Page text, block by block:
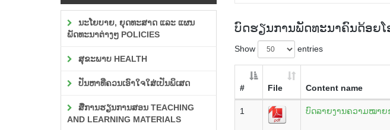
ນະໂຍບາຍ, ຍຸດທະສາດ ແລະ ແຜນ
ພັດທະນາຕ່າງໆ POLICIES
ສຸຂະພາບ HEALTH
ປັນຫາທີ່ຄວນເອົາໃຈໃສ່ເປັນພິເສດ
ສື່ການຮຽນການສອນ TEACHING
AND LEARNING MATERIALS
ບົດຮຽນການພັດທະນາຄົນດ້ອຍໂອ
Show entries
# File Content name
1 ບົດລາຍງານຄວາມໝາຍ